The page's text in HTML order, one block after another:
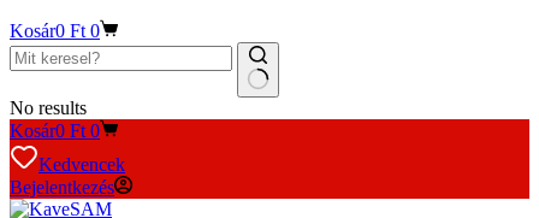
Kosár0 Ft 0
No results
Kosár0 Ft 0
Kedvencek
Bejelentkezés